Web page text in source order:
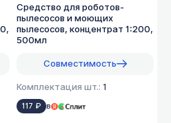
Средство для роботов-
пылесосов и моющих
пылесосов, концентрат 1:200,
500мл
Совместимость
Комплектация шт.: 1
117 ₽ в